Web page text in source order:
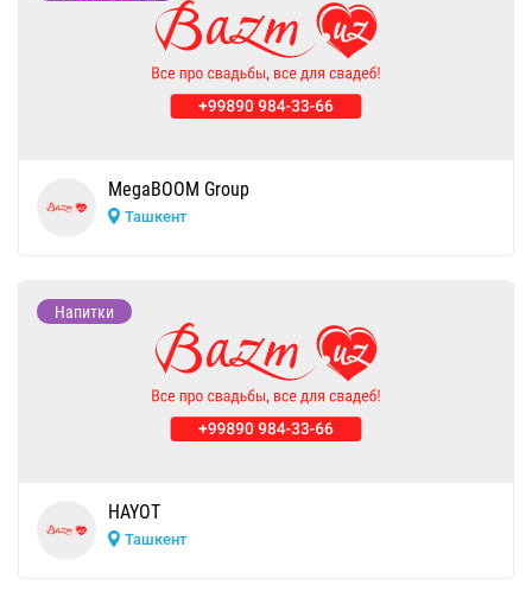
MegaBOOM Group
Ташкент
Напитки
HAYOT
Ташкент